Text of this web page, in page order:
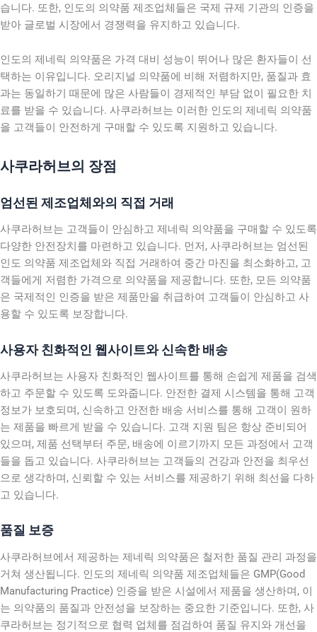
습니다. 또한, 인도의 의약품 제조업체들은 국제 규제 기관의 인증을
받아 글로벌 시장에서 경쟁력을 유지하고 있습니다.
인도의 제네릭 의약품은 가격 대비 성능이 뛰어나 많은 환자들이 선
택하는 이유입니다. 오리지널 의약품에 비해 저렴하지만, 품질과 효
과는 동일하기 때문에 많은 사람들이 경제적인 부담 없이 필요한 치
료를 받을 수 있습니다. 사쿠라허브는 이러한 인도의 제네릭 의약품
을 고객들이 안전하게 구매할 수 있도록 지원하고 있습니다.
사쿠라허브의 장점
엄선된 제조업체와의 직접 거래
사쿠라허브는 고객들이 안심하고 제네릭 의약품을 구매할 수 있도록
다양한 안전장치를 마련하고 있습니다. 먼저, 사쿠라허브는 엄선된
인도 의약품 제조업체와 직접 거래하여 중간 마진을 최소화하고, 고
객들에게 저렴한 가격으로 의약품을 제공합니다. 또한, 모든 의약품
은 국제적인 인증을 받은 제품만을 취급하여 고객들이 안심하고 사
용할 수 있도록 보장합니다.
사용자 친화적인 웹사이트와 신속한 배송
사쿠라허브는 사용자 친화적인 웹사이트를 통해 손쉽게 제품을 검색
하고 주문할 수 있도록 도와줍니다. 안전한 결제 시스템을 통해 고객
정보가 보호되며, 신속하고 안전한 배송 서비스를 통해 고객이 원하
는 제품을 빠르게 받을 수 있습니다. 고객 지원 팀은 항상 준비되어
있으며, 제품 선택부터 주문, 배송에 이르기까지 모든 과정에서 고객
들을 돕고 있습니다. 사쿠라허브는 고객들의 건강과 안전을 최우선
으로 생각하며, 신뢰할 수 있는 서비스를 제공하기 위해 최선을 다하
고 있습니다.
품질 보증
사쿠라허브에서 제공하는 제네릭 의약품은 철저한 품질 관리 과정을
거쳐 생산됩니다. 인도의 제네릭 의약품 제조업체들은 GMP(Good
Manufacturing Practice) 인증을 받은 시설에서 제품을 생산하며, 이
는 의약품의 품질과 안전성을 보장하는 중요한 기준입니다. 또한, 사
쿠라허브는 정기적으로 협력 업체를 점검하여 품질 유지와 개선을